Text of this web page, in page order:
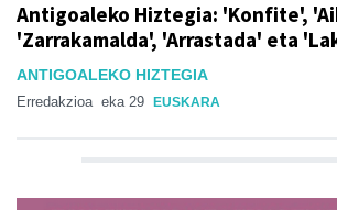
Antigoaleko Hiztegia: 'Konfite',
'Zarrakamalda', 'Arrastada' eta
ANTIGOALEKO HIZTEGIA
Erredakzioa eka 29 EUSKARA